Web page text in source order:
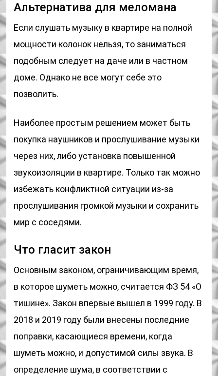
Альтернатива для меломана
Если слушать музыку в квартире на полной
мощности колонок нельзя, то заниматься
подобным следует на даче или в частном
доме. Однако не все могут себе это
позволить.
Наиболее простым решением может быть
покупка наушников и прослушивание музыки
через них, либо установка повышенной
звукоизоляции в квартире. Только так можно
избежать конфликтной ситуации из-за
прослушивания громкой музыки и сохранить
мир с соседями.
Что гласит закон
Основным законом, ограничивающим время,
в которое шуметь можно, считается ФЗ 54 «О
тишине». Закон впервые вышел в 1999 году. В
2018 и 2019 году были внесены последние
поправки, касающиеся времени, когда
шуметь можно, и допустимой силы звука. В
определение шума, в соответствии с